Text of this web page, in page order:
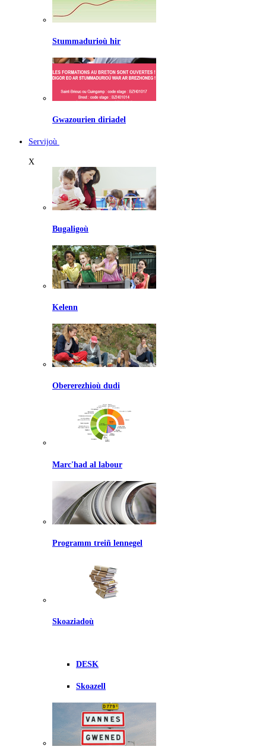
Stummadurioù hir
Gwazourien diriadel
Servijoù
X
Bugaligoù
Kelenn
Obererezhioù dudi
Marc'had al labour
Programm treiñ lennegel
Skoaziadoù
DESK
Skoazell